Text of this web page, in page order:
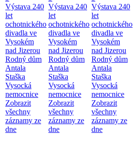
Výstava 240
let
ochotnického
divadla ve
Vysokém
nad Jizerou
Rodný dům
Antala
Staška
Vysocká
nemocnice
Zobrazit
všechny
záznamy ze
dne
Výstava 240
let
ochotnického
divadla ve
Vysokém
nad Jizerou
Rodný dům
Antala
Staška
Vysocká
nemocnice
Zobrazit
všechny
záznamy ze
dne
Výstava 240
let
ochotnického
divadla ve
Vysokém
nad Jizerou
Rodný dům
Antala
Staška
Vysocká
nemocnice
Zobrazit
všechny
záznamy ze
dne